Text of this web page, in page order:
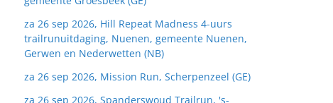
za 26 sep 2026, Hill Repeat Madness 4-uurs
trailrunuitdaging, Nuenen, gemeente Nuenen,
Gerwen en Nederwetten (NB)
za 26 sep 2026, Mission Run, Scherpenzeel (GE)
za 26 sep 2026, Spanderswoud Trailrun, 's-